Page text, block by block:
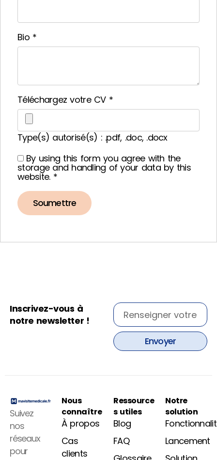
Bio *
Téléchargez votre CV *
Type(s) autorisé(s) : .pdf, .doc, .docx
By using this form you agree with the
storage and handling of your data by this
website. *
Inscrivez-vous à
notre newsletter !
Envoyer
Suivez
nos
réseaux
pour
Nous
connaître
À propos
Cas
clients
Ressource
s utiles
Blog
FAQ
Notre
solution
Lancement